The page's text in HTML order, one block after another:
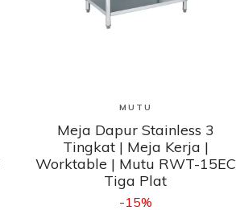
Lihat Produk
MUTU
Meja Dapur Stainless 3
Tingkat | Meja Kerja |
Worktable | Mutu RWT-15EC
Tiga Plat
-15%